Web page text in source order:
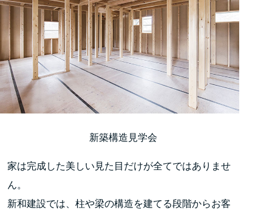
新築構造見学会
家は完成した美しい見た目だけが全てではありませ
ん。
新和建設では、柱や梁の構造を建てる段階からお客